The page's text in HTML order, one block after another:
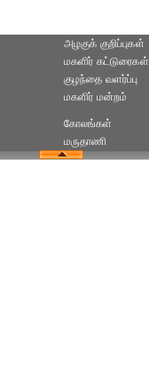
அழகுக் குறிப்புகள்
மகளிர் கட்டுரைகள்
குழந்தை வளர்ப்பு
மகளிர் மன்றம்
கோலங்கள்
மருதாணி